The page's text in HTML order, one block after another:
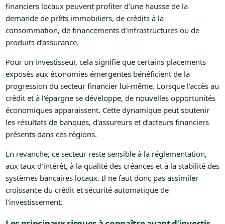
financiers locaux peuvent profiter d’une hausse de la
demande de prêts immobiliers, de crédits à la
consommation, de financements d’infrastructures ou de
produits d’assurance.
Pour un investisseur, cela signifie que certains placements
exposés aux économies émergentes bénéficient de la
progression du secteur financier lui-même. Lorsque l’accès au
crédit et à l’épargne se développe, de nouvelles opportunités
économiques apparaissent. Cette dynamique peut soutenir
les résultats de banques, d’assureurs et d’acteurs financiers
présents dans ces régions.
En revanche, ce secteur reste sensible à la réglementation,
aux taux d’intérêt, à la qualité des créances et à la stabilité des
systèmes bancaires locaux. Il ne faut donc pas assimiler
croissance du crédit et sécurité automatique de
l’investissement.